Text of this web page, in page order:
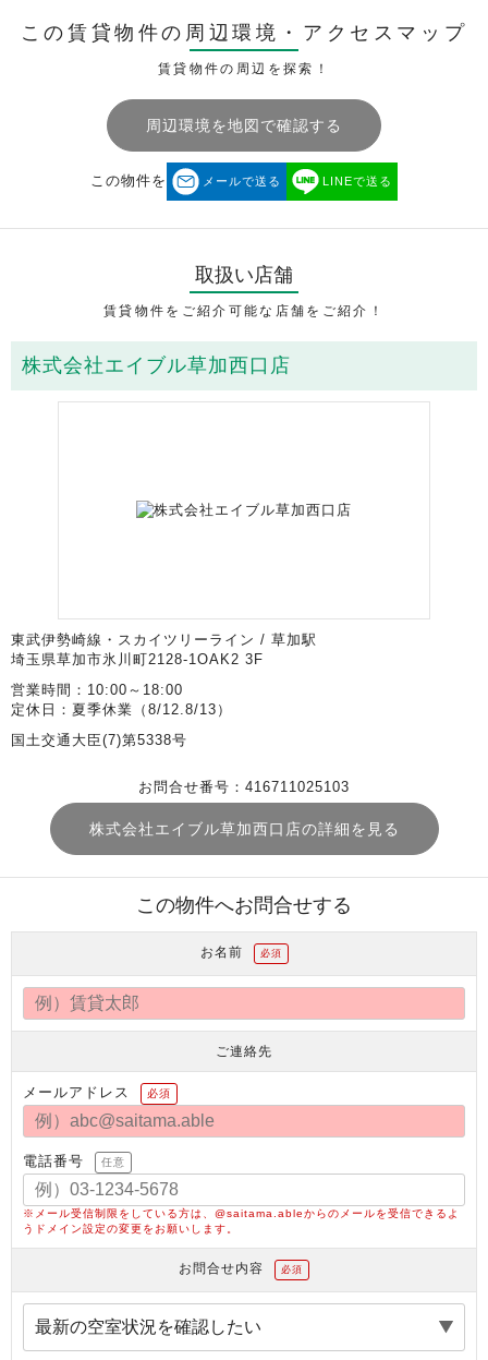
この賃貸物件の周辺環境・ アクセスマップ
賃貸物件の周辺を探索！
周辺環境を地図で確認する
この物件を メールで送る LINEで送る
取扱い店舗
賃貸物件をご紹介可能な店舗をご紹介！
株式会社エイブル草加西口店
東武伊勢崎線・スカイツリーライン / 草加駅
埼玉県草加市氷川町2128-1OAK2 3F
営業時間：10:00～18:00
定休日：夏季休業（8/12.8/13）
国土交通大臣(7)第5338号
お問合せ番号：416711025103
株式会社エイブル草加西口店の詳細を見る
この物件へお問合せする
お名前 必須
ご連絡先
メールアドレス 必須
電話番号 任意
※メール受信制限をしている方は、@saitama.ableからのメールを受信できるよ
うドメイン設定の変更をお願いします。
お問合せ内容 必須